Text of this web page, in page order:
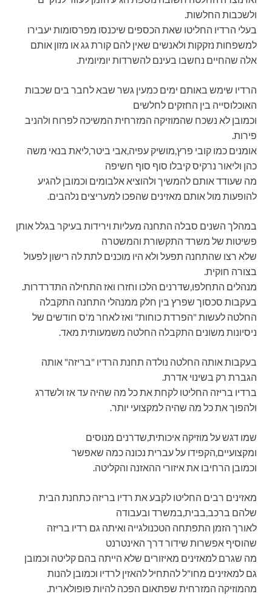
ולשכבות החלשות.
בעלי הרדיו החליטו שאת הכספים שיכנסו מפרסומות יעבירו
למשפחות נזקקות ולאנשים שאין להם קורת גג או מזון אותם
אלה שהחיים נחשבו בעינם להשרדות יומיומית.
הרדיו שימש באותם ימים כמעין גשר שבא לחבר בים שכבות
האוכלוסייה בין החזקים לחלשים
וכמובן לא נשכח שהמוזיקה המזרחית המשיכה לפרוח ולהניב
פירות.
אומנים כמו קובי פרץ,מושיק עפיה,אבי ביטר,ליאת בנאי משה
כהן וליאור נרקיס קיבלו סוף סוף חשיפה
מה שעודד אותם להמשיך ולהוציא אלבומים וכמובן להגיע
להופעות מול אותם מאזינים שהפכו למעריצים נלהבים.
במהלך השנים סבלה התחנה מעליות וירידות בעיקר בגלל אותן
פשיטות של משרד התקשורת והמשטרה
שלא רצו שהתחנה תפעל ולא היו מוכנים לתת לה רישון לפעול
בצורה חוקית.
מנהלים התחלפו,שדרנים הלכו וחזרו ואז התחילה התדרדרות.
בעקבות סכסוך שפרץ בין חלק ממנהלי התחנה התקבלה
החלטה לעשות "הפרדת כוחות" ואז לאחר מ'ס חודשים של
ניסיונות משונים התקבלה החלטה משמעותית מאד.
בעקבות אותה החלטה נולדה תחנת הרדיו "בריזה" אותה
הגברת רק בשינוי אדרת.
ברדיו בריזה החליטו לקחת את כל מה שהיה עד אז ולשדרג
ולהפוך את כל מה שהיה למקצועי יותר.
שמו דגש על מוזיקה איכותית,שדרנים מנוסים
ומקצועיים,הקפידו על עברית נכונה כמה שאפשר
וכמובן הרחיבו את איזורי ההאזנה והקליטה.
מאזינים רבים החליטו לקבע את רדיו בריזה כתחנת הבית
שלהם ברכב,בבית,במשרד ובעבודה
לאורך הזמן התפתחה הטכנולגייה ואיתה גם רדיו בריזה
שהוסיף אפשרות שידור דרך האינטרנט
מה שגרם למאזינים מאיזורים שלא הייתה בהם קליטה וכמובן
גם למאזינים מחו"ל להתחיל להאזין לרדיו וכמובן להנות
מהמוזיקה המזרחית שפתאום הפכה להיות פופולארית.